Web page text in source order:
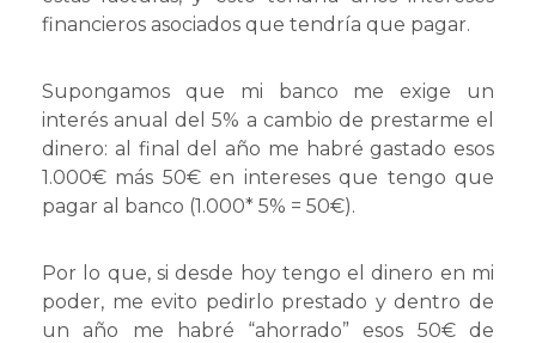
financieros asociados que tendría que pagar.
Supongamos que mi banco me exige un
interés anual del 5% a cambio de prestarme el
dinero: al final del año me habré gastado esos
1.000€ más 50€ en intereses que tengo que
pagar al banco (1.000* 5% = 50€).
Por lo que, si desde hoy tengo el dinero en mi
poder, me evito pedirlo prestado y dentro de
un año me habré “ahorrado” esos 50€ de